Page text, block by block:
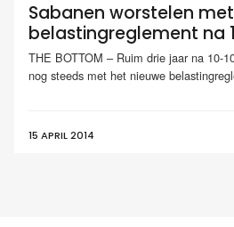
Sabanen worstelen met
belastingreglement na
THE BOTTOM – Ruim drie jaar na 10-
nog steeds met het nieuwe
15 APRIL 2014